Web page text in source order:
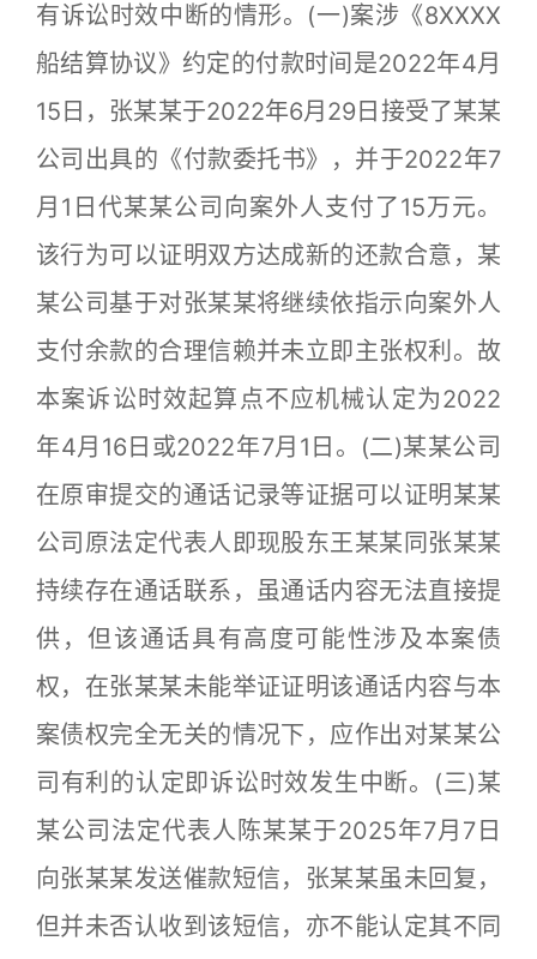
有诉讼时效中断的情形。(一)案涉《8XXXX
船结算协议》约定的付款时间是2022年4月
15日，张某某于2022年6月29日接受了某某
公司出具的《付款委托书》，并于2022年7
月1日代某某公司向案外人支付了15万元。
该行为可以证明双方达成新的还款合意，某
某公司基于对张某某将继续依指示向案外人
支付余款的合理信赖并未立即主张权利。故
本案诉讼时效起算点不应机械认定为2022
年4月16日或2022年7月1日。(二)某某公司
在原审提交的通话记录等证据可以证明某某
公司原法定代表人即现股东王某某同张某某
持续存在通话联系，虽通话内容无法直接提
供，但该通话具有高度可能性涉及本案债
权，在张某某未能举证证明该通话内容与本
案债权完全无关的情况下，应作出对某某公
司有利的认定即诉讼时效发生中断。(三)某
某公司法定代表人陈某某于2025年7月7日
向张某某发送催款短信，张某某虽未回复，
但并未否认收到该短信，亦不能认定其不同